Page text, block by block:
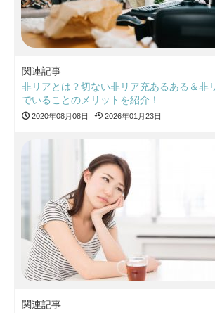
関連記事
非リアとは？切ない非リア充あるある＆非
でいることのメリットを紹介！
2020年08月08日 2026年01月23日
関連記事